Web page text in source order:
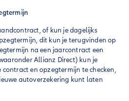
of kun je dagelijks
dit kun je terugvinden op
na een jaarcontract een
Allianz Direct) kun je
en opzegtermijn te checken,
autoverzekering kunt laten